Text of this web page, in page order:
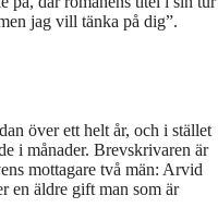
jag vill tänka på dig”.
över ett helt år, och i stället
i månader. Brevskrivaren är
mottagare två män: Arvid
en äldre gift man som är